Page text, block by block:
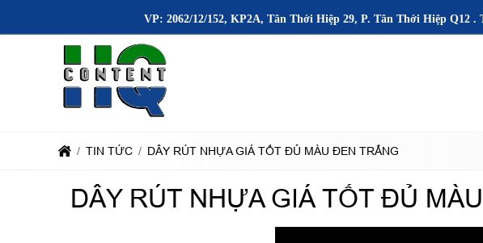
VP: 2062/12/152, KP2A, Tân Thới Hiệp 29, P. Tân Thới Hiệp Q12 .
TIN TỨC DÂY RÚT NHỰA GIÁ TỐT ĐỦ MÀU ĐEN TRẮNG
DÂY RÚT NHỰA GIÁ TỐT ĐỦ